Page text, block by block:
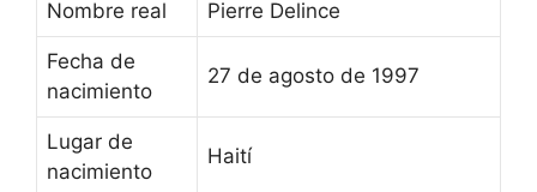
Nombre real Pierre Delince
Fecha de
nacimiento
27 de agosto de 1997
Lugar de
nacimiento
Haití